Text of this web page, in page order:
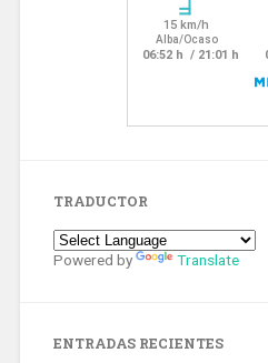
TRADUCTOR
Powered by Translate
ENTRADAS RECIENTES